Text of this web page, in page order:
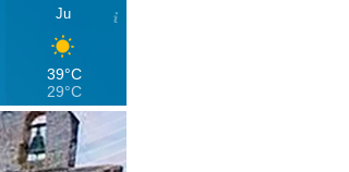
Ju
39°C
29°C